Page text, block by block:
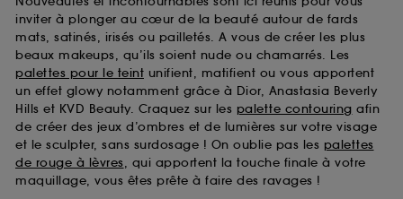
inviter à plonger au cœur de la beauté autour de fards
mats, satinés, irisés ou pailletés. A vous de créer les plus
beaux makeups, qu’ils soient nude ou chamarrés. Les
palettes pour le teint unifient, matifient ou vous apportent
un effet glowy notamment grâce à Dior, Anastasia Beverly
Hills et KVD Beauty. Craquez sur les palette contouring afin
de créer des jeux d’ombres et de lumières sur votre visage
et le sculpter, sans surdosage ! On oublie pas les palettes
de rouge à lèvres, qui apportent la touche finale à votre
maquillage, vous êtes prête à faire des ravages !
d’en améliorer la performance.
Cookies de sécurisation des paiements en ligne :
ils nous permettent de lutter notamment contre les
fraudes aux moyens de paiement et les
usurpations d’identité.
Cookies fonctionnels :il s’agit de cookies
permettant l’affichage et/ou la fourniture de
certaines fonctionnalités du site, tel que les
cookies d’authentification qui sont utilisés afin de
vous faire bénéficier de l’authentification